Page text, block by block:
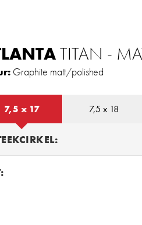
TITAN -
Graphite matt/polished
7,5 x 17 7,5 x 18